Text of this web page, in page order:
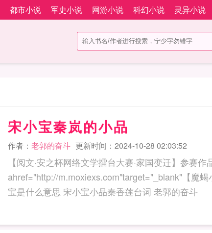
都市小说 军史小说 网游小说 科幻小说 灵异小说
宋小宝秦岚的小品
作者： 老郭的奋斗 更新时间：2024-10-28 02:03:52
【阅文·安之杯网络文学擂台大赛·家国变迁】参赛作
ahref="http://m.moxiexs.com"target="_blank"【魔蝎小说】/a 秦小宝小说 秦小宝的
宝是什么意思 宋小宝小品秦香莲台词 老郭的奋斗